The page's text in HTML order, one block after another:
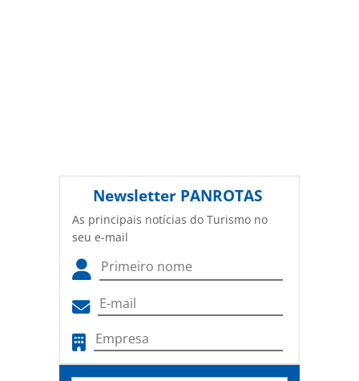
Newsletter PANROTAS
As principais notícias do Turismo no
seu e-mail